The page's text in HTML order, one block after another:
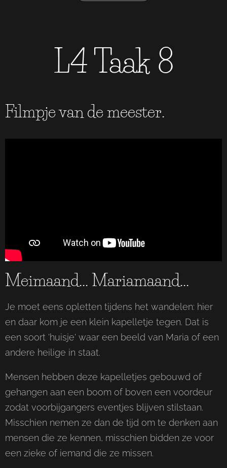
L4 Taak 8
Filmpje van de meester.
Meimaand... Mariamaand...
Je moet eens opletten tijdens het wandelen: hier
en daar kom je een klein kapelletje tegen. Dat is
een soort 'huisje' waar een beeld van Maria of een
andere heilige in staat.
Mensen hebben deze kapelletjes gebouwd of
gehangen aan een boom of boven een voordeur
zodat voorbijgangers eventjes blijven stilstaan.
Misschien nemen ze dan de tijd om te denken aan
mensen die ze kennen, misschien bidden ze voor
een zieke of iemand die ze missen.